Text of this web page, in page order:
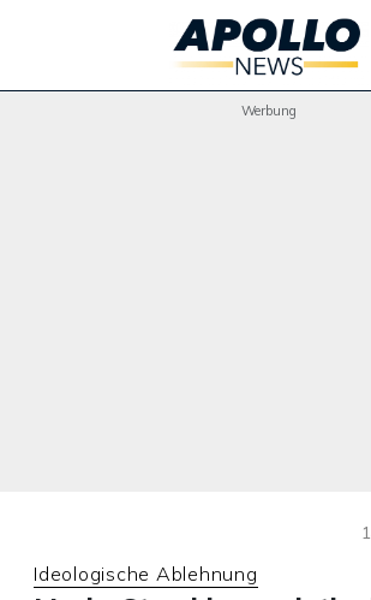
Werbung
Ideologische Ablehnung